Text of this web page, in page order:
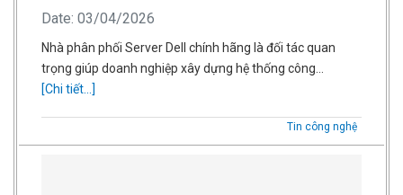
Date: 03/04/2026
Nhà phân phối Server Dell chính hãng là đối tác quan
trọng giúp doanh nghiệp xây dựng hệ thống công…
[Chi tiết...]
Tin công nghệ